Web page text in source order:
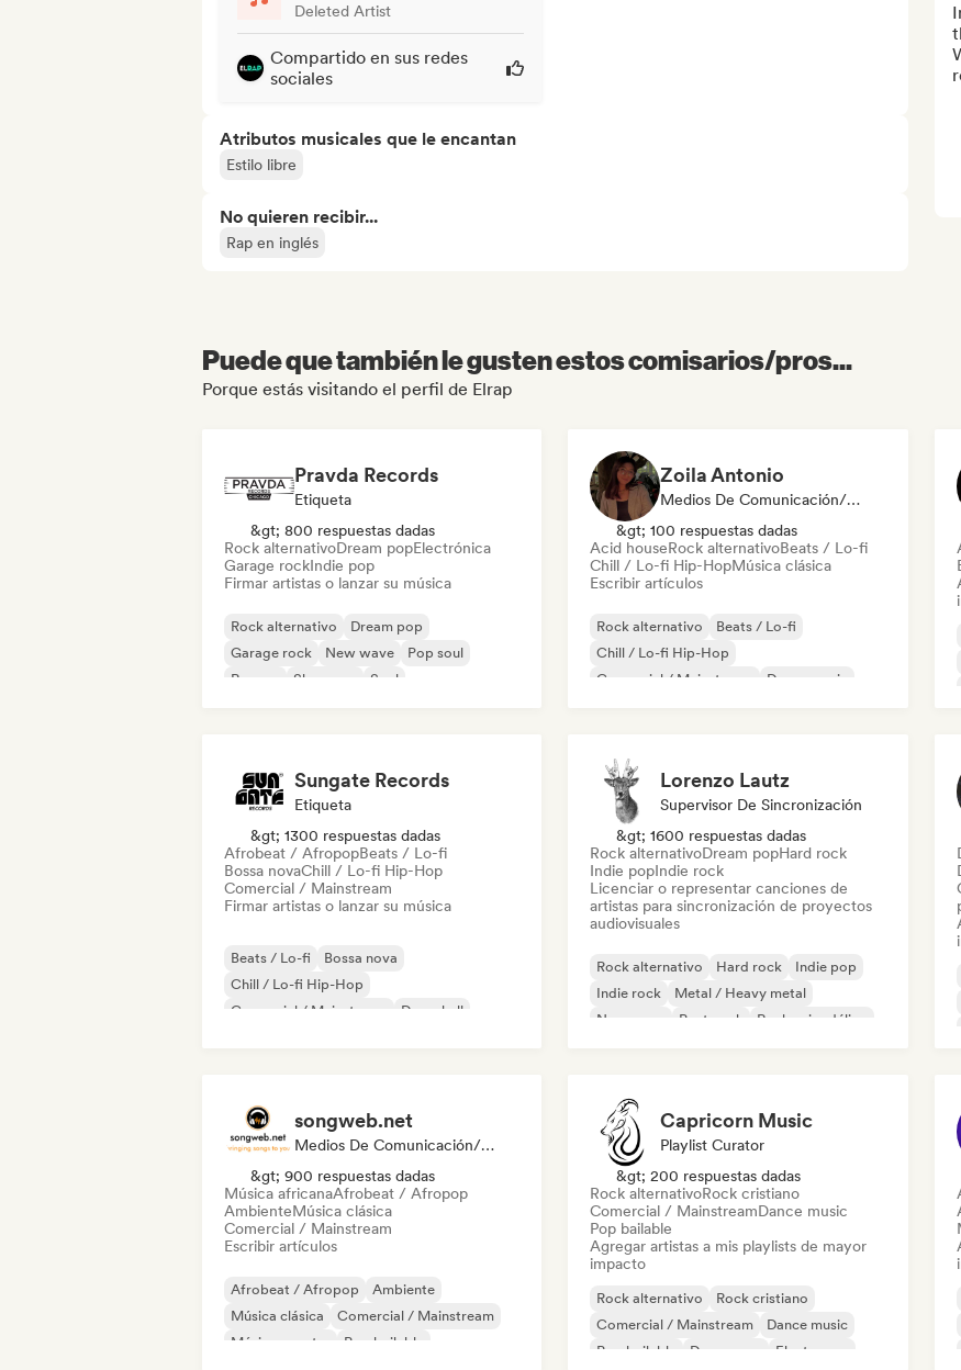
Deleted Artist
Compartido en sus redes
sociales
Atributos musicales que le encantan
Estilo libre
No quieren recibir...
Rap en inglés
Puede que también le gusten estos comisarios/pros...
Porque estás visitando el perfil de Elrap
Pravda Records
Etiqueta
&gt; 800 respuestas dadas
Rock alternativoDream popElectrónica
Garage rockIndie pop
Firmar artistas o lanzar su música
Rock alternativo
Dream pop
Garage rock
New wave
Pop soul
Reggae
Shoegaze Soul
Zoila Antonio
Medios De Comunicación/Periodista
&gt; 100 respuestas dadas
Acid houseRock alternativoBeats / Lo-fi
Chill / Lo-fi Hip-HopMúsica clásica
Escribir artículos
Rock alternativo
Beats / Lo-fi
Chill / Lo-fi Hip-Hop
Comercial / Mainstream
Dance music
Sungate Records
Etiqueta
&gt; 1300 respuestas dadas
Afrobeat / AfropopBeats / Lo-fi
Bossa novaChill / Lo-fi Hip-Hop
Comercial / Mainstream
Firmar artistas o lanzar su música
Beats / Lo-fi
Bossa nova
Chill / Lo-fi Hip-Hop
Comercial / Mainstream
Dancehall
Lorenzo Lautz
Supervisor De Sincronización
&gt; 1600 respuestas dadas
Rock alternativoDream popHard rock
Indie popIndie rock
Licenciar o representar canciones de
artistas para sincronización de proyectos
audiovisuales
Rock alternativo Hard rock
Indie pop
Indie rock
Metal / Heavy metal
New wave
Post punk Rock psicodélico
songweb.net
Medios De Comunicación/Periodista
&gt; 900 respuestas dadas
Música africanaAfrobeat / Afropop
AmbienteMúsica clásica
Comercial / Mainstream
Escribir artículos
Afrobeat / Afropop
Ambiente
Música clásica
Comercial / Mainstream
Música country
Pop bailable
Capricorn Music
Playlist Curator
&gt; 200 respuestas dadas
Rock alternativoRock cristiano
Comercial / MainstreamDance music
Pop bailable
Agregar artistas a mis playlists de mayor
impacto
Rock alternativo
Rock cristiano
Comercial / Mainstream
Dance music
Pop bailable
Dream pop
Electropop